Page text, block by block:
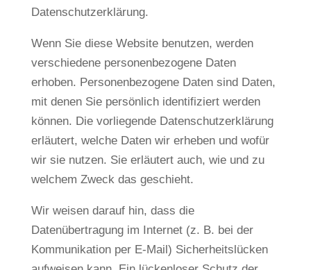
Datenschutzerklärung.
Wenn Sie diese Website benutzen, werden
verschiedene personenbezogene Daten
erhoben. Personenbezogene Daten sind Daten,
mit denen Sie persönlich identifiziert werden
können. Die vorliegende Datenschutzerklärung
erläutert, welche Daten wir erheben und wofür
wir sie nutzen. Sie erläutert auch, wie und zu
welchem Zweck das geschieht.
Wir weisen darauf hin, dass die
Datenübertragung im Internet (z. B. bei der
Kommunikation per E-Mail) Sicherheitslücken